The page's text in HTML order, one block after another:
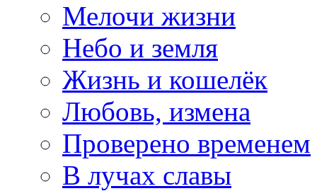
Мелочи жизни
Небо и земля
Жизнь и кошелёк
Любовь, измена
Проверено временем
В лучах славы